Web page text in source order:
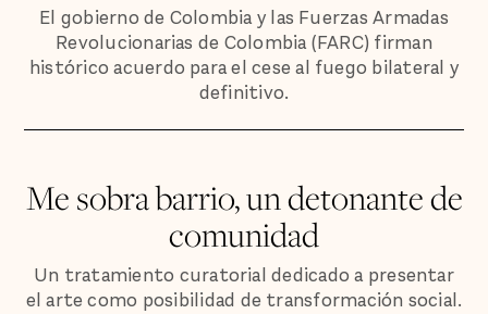
El gobierno de Colombia y las Fuerzas Armadas
Revolucionarias de Colombia (FARC) firman
histórico acuerdo para el cese al fuego bilateral y
definitivo.
Me sobra barrio, un detonante de
comunidad
Un tratamiento curatorial dedicado a presentar
el arte como posibilidad de transformación social.